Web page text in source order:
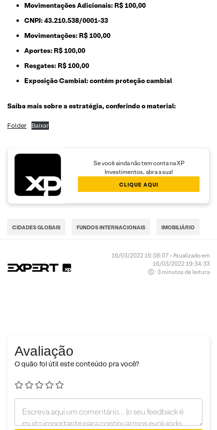
Movimentações Adicionais: R$ 100,00
CNPJ: 43.210.538/0001-33
Movimentações: R$ 100,00
Aportes: R$ 100,00
Resgates: R$ 100,00
Exposição Cambial:contém proteção cambial
Saiba mais sobre a estratégia, conferindo o material:
Folder Baixar
Se você ainda não tem conta na XP
Investimentos, abra a sua!
CLIQUE AQUI
CIDADES GLOBAIS FUNDOS INTERNACIONAIS IMOBILIÁRIO
16/03/2022 16:58:07 • Atualizado em
16/03/2022 19:34:33
3 minutos de leitura
Avaliação
O quão foi útil este conteúdo pra você?